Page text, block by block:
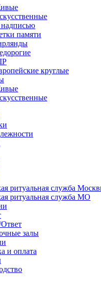
памяти
круглые
ритуальная служба
ритуальная служба МО
залы
и оплата